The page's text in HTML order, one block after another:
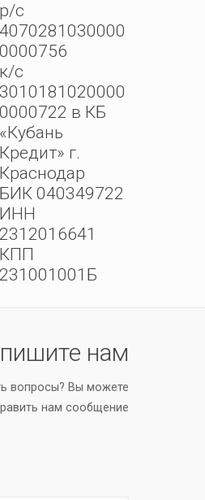
р/с
4070281030000
0000756
к/с
3010181020000
0000722 в КБ
«Кубань
Кредит» г.
Краснодар
БИК 040349722
ИНН
2312016641
КПП
231001001Б
нам
вопросы? Вы можете
нам сообщение